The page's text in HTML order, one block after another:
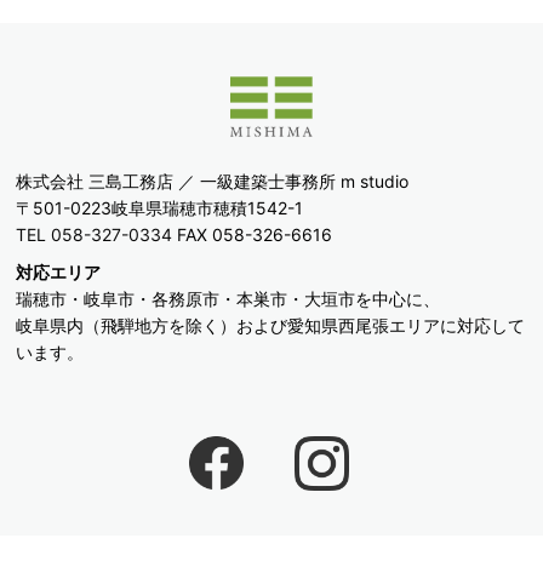
株式会社 三島工務店 ／ 一級建築士事務所 m studio
〒501-0223岐阜県瑞穂市穂積1542-1
TEL 058-327-0334 FAX 058-326-6616
対応エリア
瑞穂市・岐阜市・各務原市・本巣市・大垣市を中心に、
岐阜県内（飛騨地方を除く）および愛知県西尾張エリアに対応して
います。